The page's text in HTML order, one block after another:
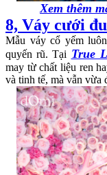
Xem thêm
8, Váy cưới
Mẫu váy cổ yếm
quyến rũ. Tại True
may từ chất liệu ren
và tinh tế, mà vẫn vừa